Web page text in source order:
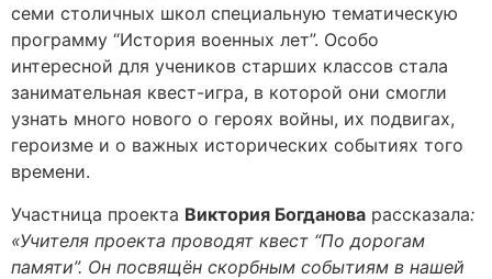
семи столичных школ специальную тематическую
программу “История военных лет”. Особо
интересной для учеников старших классов стала
занимательная квест-игра, в которой они смогли
узнать много нового о героях войны, их подвигах,
героизме и о важных исторических событиях того
времени.
Участница проекта Виктория Богданова рассказала:
«Учителя проекта проводят квест “По дорогам
памяти”. Он посвящён скорбным событиям в нашей